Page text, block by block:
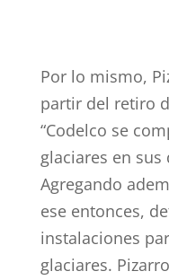
Por lo mismo,
partir del retiro
“Codelco se
glaciares en
Agregando
ese entonces,
instalaciones
glaciares.